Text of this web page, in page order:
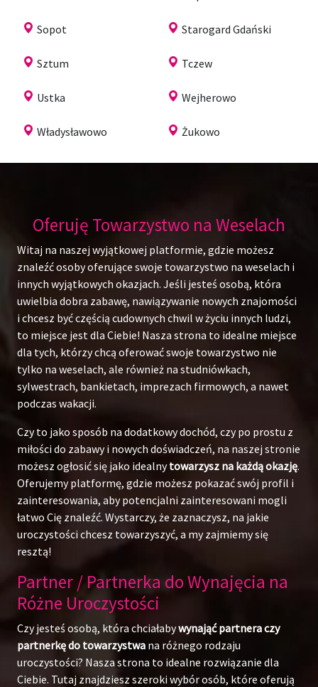
Sopot Starogard Gdański
Sztum Tczew
Ustka Wejherowo
Władysławowo Żukowo
Oferuję Towarzystwo na Weselach
Witaj na naszej wyjątkowej platformie, gdzie możesz
znaleźć osoby oferujące swoje towarzystwo na weselach i
innych wyjątkowych okazjach. Jeśli jesteś osobą, która
uwielbia dobra zabawę, nawiązywanie nowych znajomości
i chcesz być częścią cudownych chwil w życiu innych ludzi,
to miejsce jest dla Ciebie! Nasza strona to idealne miejsce
dla tych, którzy chcą oferować swoje towarzystwo nie
tylko na weselach, ale również na studniówkach,
sylwestrach, bankietach, imprezach firmowych, a nawet
podczas wakacji.
Czy to jako sposób na dodatkowy dochód, czy po prostu z
miłości do zabawy i nowych doświadczeń, na naszej stronie
możesz ogłosić się jako idealnytowarzysz na każdą okazję.
Oferujemy platformę, gdzie możesz pokazać swój profil i
zainteresowania, aby potencjalni zainteresowani mogli
łatwo Cię znaleźć. Wystarczy, że zaznaczysz, na jakie
uroczystości chcesz towarzyszyć, a my zajmiemy się
resztą!
Partner / Partnerka do Wynajęcia na
Różne Uroczystości
Czy jesteś osobą, która chciałabywynająć partnera czy
partnerkę do towarzystwa na różnego rodzaju
uroczystości? Nasza strona to idealne rozwiązanie dla
Ciebie. Tutaj znajdziesz szeroki wybór osób, które oferują